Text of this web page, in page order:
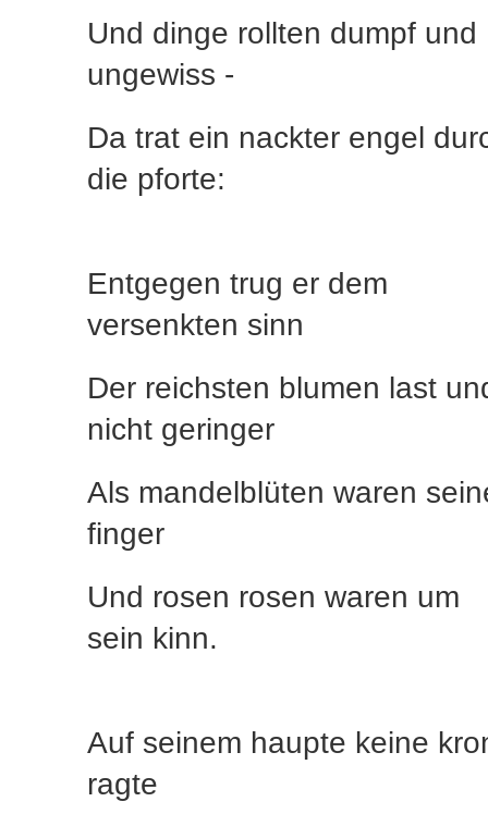
Und dinge rollten dumpf und
ungewiss -
Da trat ein nackter engel
die pforte:
Entgegen trug er dem
versenkten sinn
Der reichsten blumen last
nicht geringer
Als mandelblüten waren
finger
Und rosen rosen waren um
sein kinn.
Auf seinem haupte keine
ragte